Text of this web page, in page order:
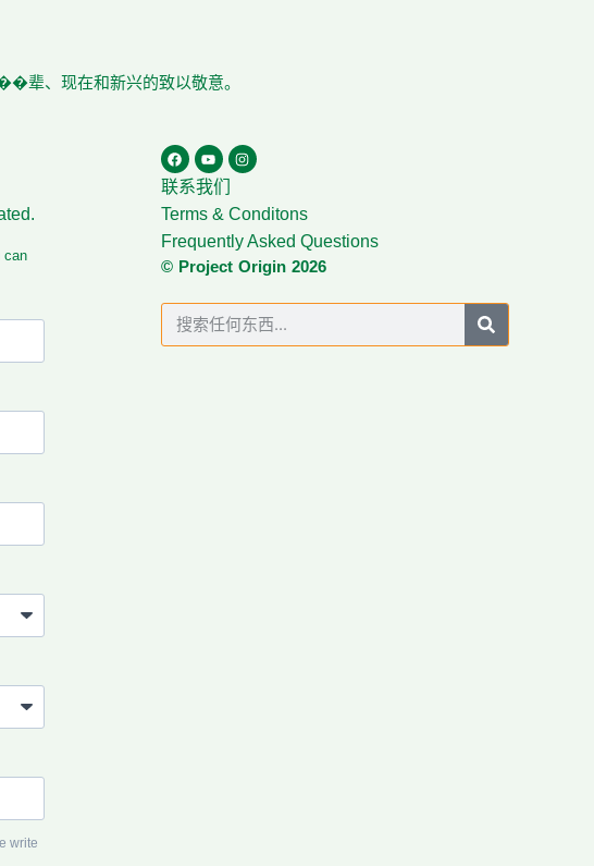
辈、现在和新兴的致以敬意。
联系我们
Terms & Conditons
Frequently Asked Questions
© Project Origin 2026